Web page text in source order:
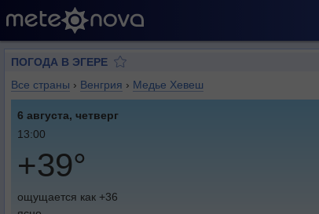
ПОГОДА В ЭГЕРЕ
Все страны › Венгрия › Медье Хевеш
6 августа, четверг
13:00
+39°
ощущается как +36